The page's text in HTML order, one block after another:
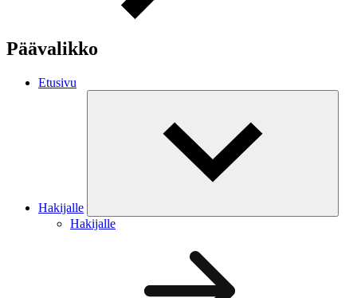
Päävalikko
Etusivu
Hakijalle
Hakijalle